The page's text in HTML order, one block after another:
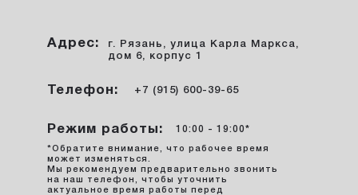
Режим работы:
*Обратите внимание, что рабочее время
может изменяться.
Мы рекомендуем предварительно звонить
на наш телефон, чтобы уточнить
актуальное время работы перед
10:00 - 19:00*
+7 (915) 600-39-65
Телефон:
г. Рязань, улица Карла Маркса,
дом 6, корпус 1
Адрес: